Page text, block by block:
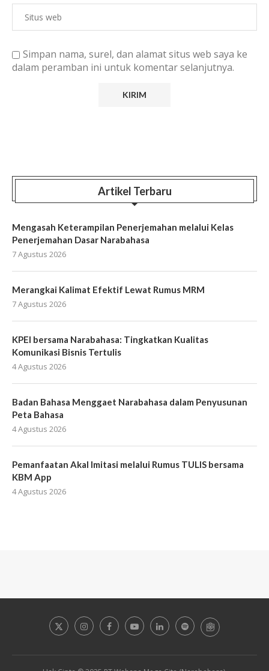
Simpan nama, surel, dan alamat situs web saya ke
dalam peramban ini untuk komentar selanjutnya.
Artikel Terbaru
Mengasah Keterampilan Penerjemahan melalui Kelas
Penerjemahan Dasar Narabahasa
7 Agustus 2026
Merangkai Kalimat Efektif Lewat Rumus MRM
7 Agustus 2026
KPEI bersama Narabahasa: Tingkatkan Kualitas
Komunikasi Bisnis Tertulis
4 Agustus 2026
Badan Bahasa Menggaet Narabahasa dalam Penyusunan
Peta Bahasa
4 Agustus 2026
Pemanfaatan Akal Imitasi melalui Rumus TULIS bersama
KBM App
4 Agustus 2026